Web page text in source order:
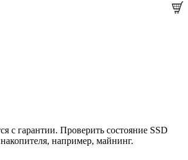
с гарантии. Проверить состояние SSD
например, майнинг.